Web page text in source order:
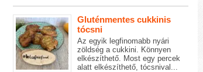
Gluténmentes cukkinis
tócsni
Az egyik legfinomabb nyári
zöldség a cukkini. Könnyen
elkészíthető. Most egy percek
alatt elkészíthető, tócsnival...